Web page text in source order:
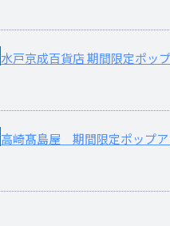
水戸京成百貨店 期間限定ポッ
高崎髙島屋 期間限定ポップア